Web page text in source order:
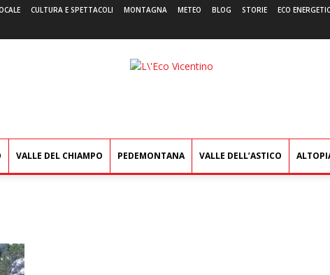
CULTURA E SPETTACOLI MONTAGNA METEO BLOG STORIE ECO
L'Eco
VALLE DEL CHIAMPO PEDEMONTANA VALLE DELL’ASTICO